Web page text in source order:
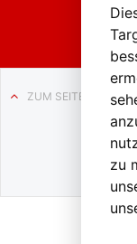
zu
ZUM SEITENANFANG